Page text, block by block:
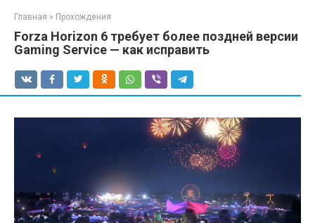
Главная » Прохождения
Forza Horizon 6 требует более поздней версии
Gaming Service — как исправить